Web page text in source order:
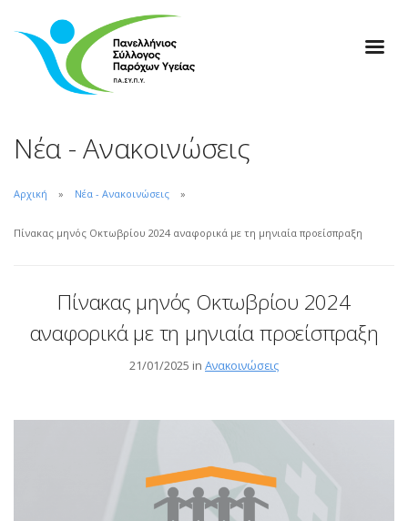
Νέα - Ανακοινώσεις
Αρχική Νέα - Ανακοινώσεις
Πίνακας μηνός Οκτωβρίου 2024 αναφορικά με τη μηνιαία προείσπραξη
Πίνακας μηνός Οκτωβρίου 2024
αναφορικά με τη μηνιαία προείσπραξη
21/01/2025 in Ανακοινώσεις